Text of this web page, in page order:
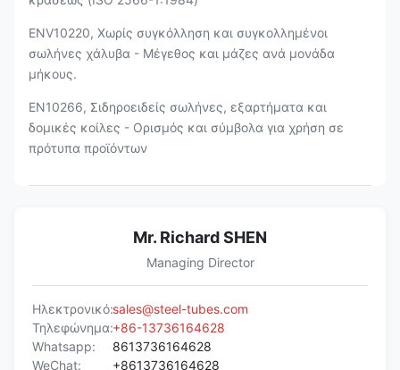
ENV10220, Χωρίς συγκόλληση και συγκολλημένοι
σωλήνες χάλυβα - Μέγεθος και μάζες ανά μονάδα
μήκους.
EN10266, Σιδηροειδείς σωλήνες, εξαρτήματα και
δομικές κοίλες - Ορισμός και σύμβολα για χρήση σε
πρότυπα προϊόντων
Mr. Richard SHEN
Managing Director
Ηλεκτρονικό:sales@steel-tubes.com
Τηλεφώνημα:+86-13736164628
Whatsapp:
8613736164628
WeChat:
+8613736164628